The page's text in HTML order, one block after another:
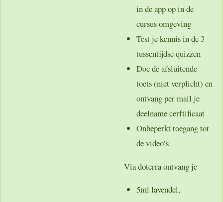
in de app op in de
cursus omgeving
Test je kennis in de 3
tussentijdse quizzen
Doe de afsluitende
toets (niet verplicht) en
ontvang per mail je
deelname cerftificaat
Onbeperkt toegang tot
de video’s
Via doterra ontvang je
5ml lavendel,